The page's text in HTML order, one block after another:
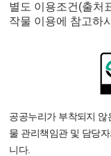
별도 이용조건(출처
작물 이용에 참고하
공공누리가 부착되지
물 관리책임관 및 담당
니다.